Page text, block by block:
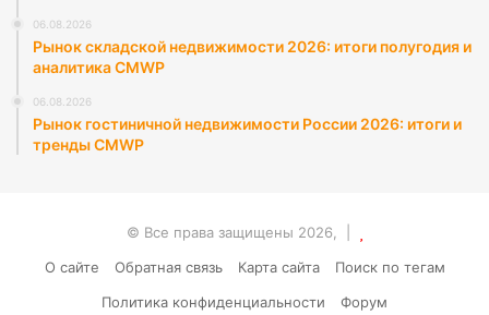
06.08.2026
Рынок складской недвижимости 2026: итоги полугодия и
аналитика CMWP
06.08.2026
Рынок гостиничной недвижимости России 2026: итоги и
тренды CMWP
© Все права защищены 2026, |
О сайте
Обратная связь Карта сайта
Поиск по тегам
Политика конфиденциальности
Форум